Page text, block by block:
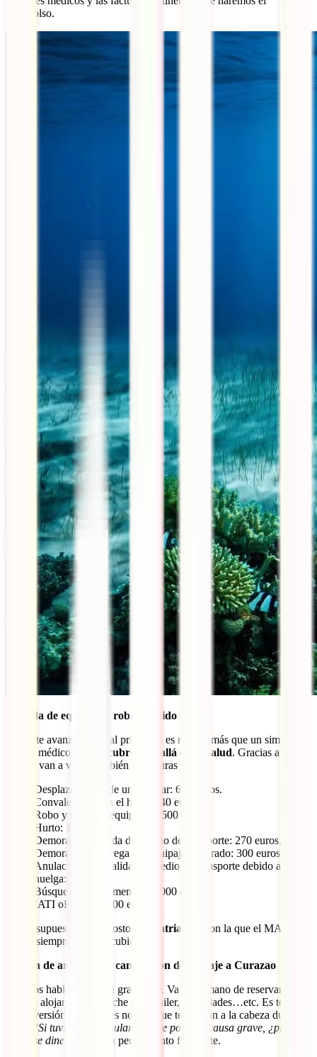
reembolso.
Pérdida de equipaje y robo incluido
Como te avanzábamos al principio, es mucho más que un simple
seguro médico porque
cubre más allá de tu salud. Gracias a él, a
tu lado van a viajar también coberturas como:
Desplazamiento de un familiar: 600 euros.
Convalecencia en el hotel: 840 euros.
Robo y daños al equipaje: 1.500 euros.
Hurto: 100 euros.
Demora en la salida del medio de transporte: 270 euros.
Demora en la entrega del equipaje facturado: 300 euros.
Anulación de la salida del medio de transporte debido a
huelga: 90 euros.
Búsqueda y salvamento: 15.000 euros.
IATI oKupas: 3.000 euros.
Y, por supuesto, la tan costosa
repatriación
con la que el MAEC
insiste siempre en estar cubierto.
Opción de anulación – cancelación de tu viaje a Curazao
Estamos hablando de un gran viaje. Va de la mano de reservar
vuelos, alojamientos, coche de alquiler, actividades…etc. Es toda
una inversión viajera y es normal que te vengan a la cabeza dudas
como “Si tuviera que anular el viaje por una causa grave, ¿pierdo
todo ese dinero?
”. Es un pensamiento frecuente.